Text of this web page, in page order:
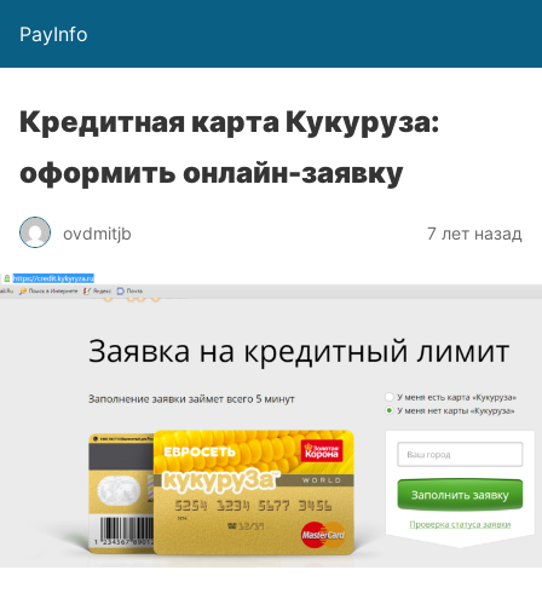
PayInfo
Кредитная карта Кукуруза:
оформить онлайн-заявку
ovdmitjb 7 лет назад